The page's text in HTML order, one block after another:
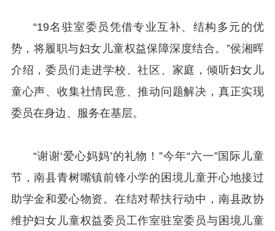
“19名驻室委员凭借专业互补、结构多元的优
势，将履职与妇女儿童权益保障深度结合。”侯湘晖
介绍，委员们走进学校、社区、家庭，倾听妇女儿
童心声、收集社情民意、推动问题解决，真正实现
委员在身边、服务在基层。
“谢谢‘爱心妈妈’的礼物！”今年“六一”国际儿童
节，南县青树嘴镇前锋小学的困境儿童开心地接过
助学金和爱心物资。在结对帮扶行动中，南县政协
维护妇女儿童权益委员工作室驻室委员与困境儿童